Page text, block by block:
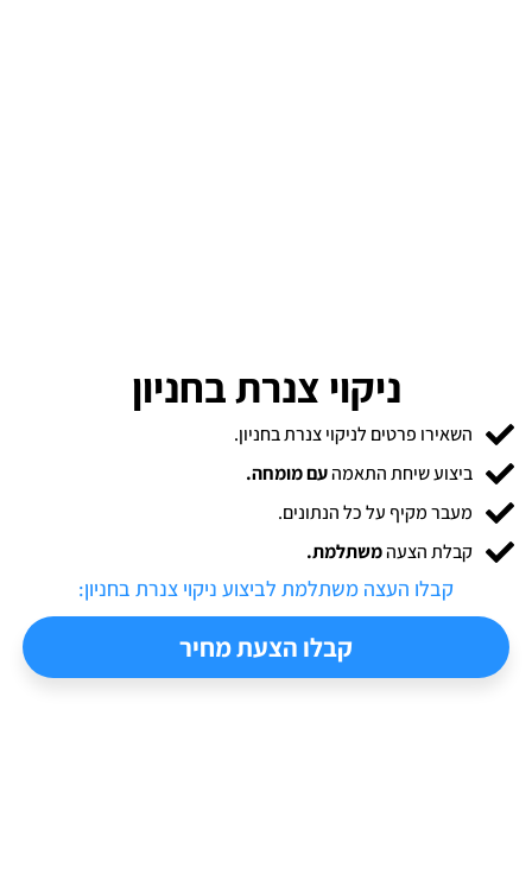
ניקוי צנרת בחניון
השאירו פרטים לניקוי צנרת בחניון.
ביצוע שיחת התאמהעם מומחה.
מעבר מקיף על כל הנתונים.
קבלת הצעהמשתלמת.
קבלו העצה משתלמת לביצוע ​ניקוי צנרת בחניון:
קבלו הצעת מחיר